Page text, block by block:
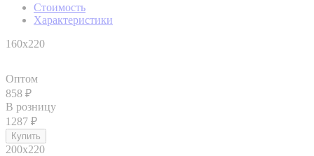
Стоимость
Характеристики
160х220
Оптом
858 ₽
В розницу
1287 ₽
200х220